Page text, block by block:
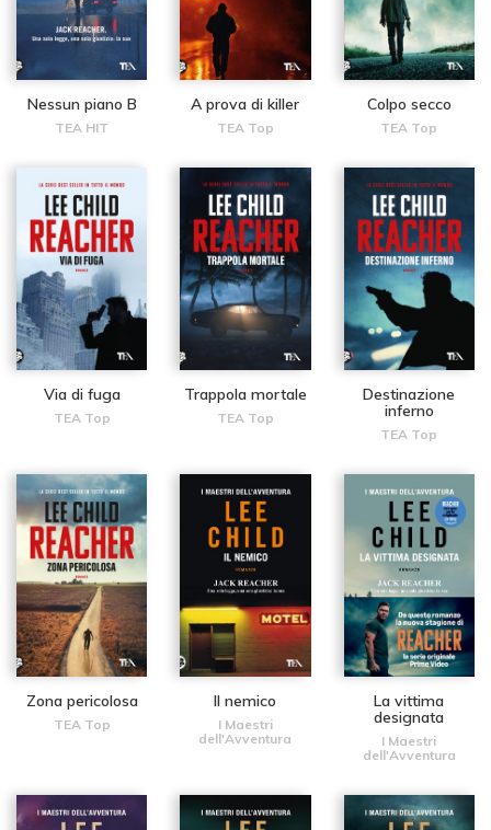
Nessun piano B
TEA HIT
A prova di killer
TEA Top
Colpo secco
TEA Top
Via di fuga
TEA Top
Trappola mortale
TEA Top
Destinazione
inferno
TEA Top
Zona pericolosa
TEA Top
Il nemico
I Maestri
dell'Avventura
La vittima
designata
I Maestri
dell'Avventura